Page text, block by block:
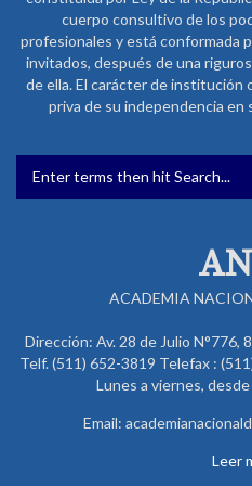
cuerpo consultivo de los
profesionales y está conformada
invitados, después de una
de ella. El carácter de institución
priva de su independencia en
FORMULARIO
ACADEMIA
Dirección: Av. 28 de Julio N°776,
Telf. (511) 652-3819 Telefax :
Lunes a viernes,
Email:
Leer